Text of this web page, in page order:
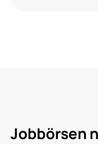
Jobbörsen